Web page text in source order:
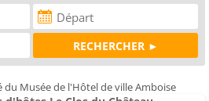
Musée de l'Hôtel de ville Amboise